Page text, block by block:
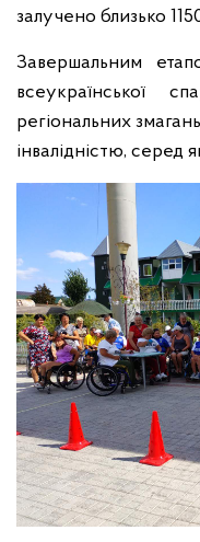
залучено близько
Завершальним
всеукраїнської
регіональних
інвалідністю, серед